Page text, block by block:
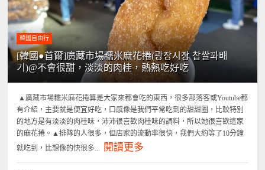
韓國自由行
[韓國●首爾]廣藏市場糯米麻花捲(광장시장 찹쌀꽈배
기)@不會很甜，淡淡的肉桂，熱熱吃好吃
▲廣藏市場糯米麻花捲算是大家來都會吃的東西，很多部落客或Youtube都
有介紹，主要就是便宜好吃，口感像是我們平常吃到的甜甜圈，比較特別
的地方是有淡淡的肉桂味，沛沛很喜歡肉桂味的調料，所以她很喜歡這家
的麻花捲。▲排隊的人很多，但店家的流動率很快，我們大約等了10分鐘
就吃到，比想像的快很多...
閱讀更多